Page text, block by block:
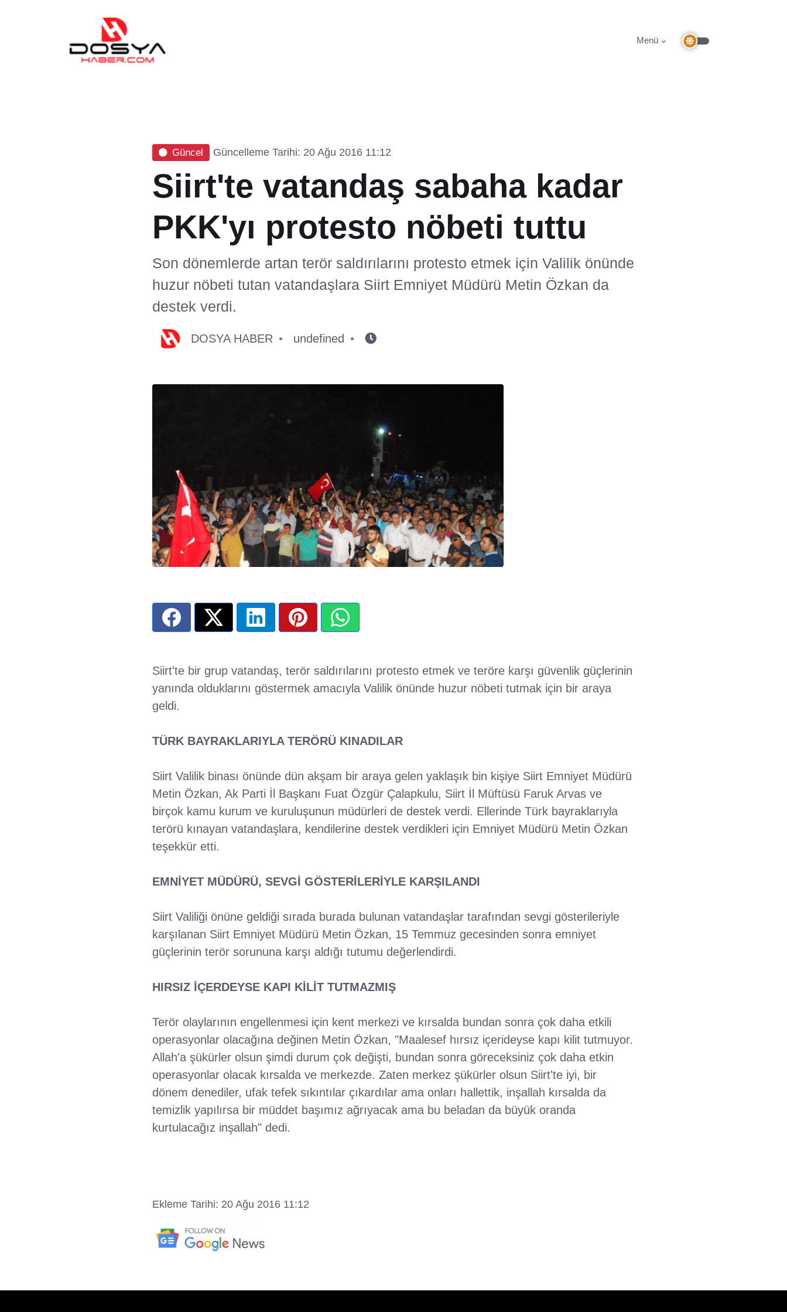
Menü
Güncel Güncelleme Tarihi: 20 Ağu 2016 11:12
Siirt'te vatandaş sabaha kadar
PKK'yı protesto nöbeti tuttu
Son dönemlerde artan terör saldırılarını protesto etmek için Valilik önünde
huzur nöbeti tutan vatandaşlara Siirt Emniyet Müdürü Metin Özkan da
destek verdi.
DOSYA HABER undefined
Siirt'te bir grup vatandaş, terör saldırılarını protesto etmek ve teröre karşı güvenlik güçlerinin
yanında olduklarını göstermek amacıyla Valilik önünde huzur nöbeti tutmak için bir araya
geldi.
TÜRK BAYRAKLARIYLA TERÖRÜ KINADILAR
Siirt Valilik binası önünde dün akşam bir araya gelen yaklaşık bin kişiye Siirt Emniyet Müdürü
Metin Özkan, Ak Parti İl Başkanı Fuat Özgür Çalapkulu, Siirt İl Müftüsü Faruk Arvas ve
birçok kamu kurum ve kuruluşunun müdürleri de destek verdi. Ellerinde Türk bayraklarıyla
terörü kınayan vatandaşlara, kendilerine destek verdikleri için Emniyet Müdürü Metin Özkan
teşekkür etti.
EMNİYET MÜDÜRÜ, SEVGİ GÖSTERİLERİYLE KARŞILANDI
Siirt Valiliği önüne geldiği sırada burada bulunan vatandaşlar tarafından sevgi gösterileriyle
karşılanan Siirt Emniyet Müdürü Metin Özkan, 15 Temmuz gecesinden sonra emniyet
güçlerinin terör sorununa karşı aldığı tutumu değerlendirdi.
HIRSIZ İÇERDEYSE KAPI KİLİT TUTMAZMIŞ
Terör olaylarının engellenmesi için kent merkezi ve kırsalda bundan sonra çok daha etkili
operasyonlar olacağına değinen Metin Özkan, "Maalesef hırsız içerideyse kapı kilit tutmuyor.
Allah'a şükürler olsun şimdi durum çok değişti, bundan sonra göreceksiniz çok daha etkin
operasyonlar olacak kırsalda ve merkezde. Zaten merkez şükürler olsun Siirt'te iyi, bir
dönem denediler, ufak tefek sıkıntılar çıkardılar ama onları hallettik, inşallah kırsalda da
temizlik yapılırsa bir müddet başımız ağrıyacak ama bu beladan da büyük oranda
kurtulacağız inşallah" dedi.
Ekleme Tarihi: 20 Ağu 2016 11:12